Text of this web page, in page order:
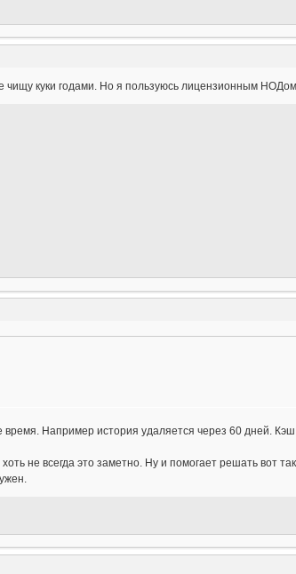
куки годами. Но я пользуюсь лицензионным
время. Например история удаляется через 60 дней.
не всегда это заметно. Ну и помогает решать вот